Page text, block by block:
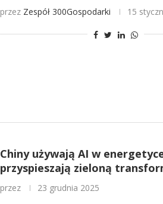
przez Zespół 300Gospodarki 15
Chiny używają AI w
przyspieszają zieloną
przez 23 grudnia 2025